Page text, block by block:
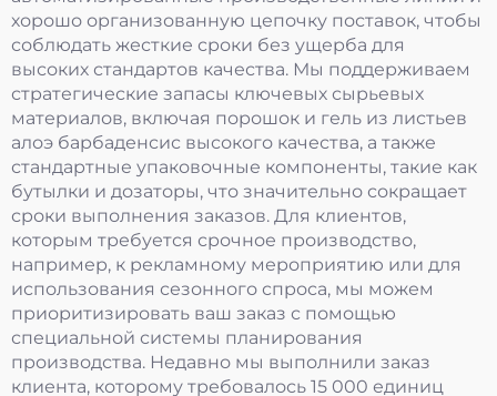
хорошо организованную цепочку поставок, чтобы
соблюдать жесткие сроки без ущерба для
высоких стандартов качества. Мы поддерживаем
стратегические запасы ключевых сырьевых
материалов, включая порошок и гель из листьев
алоэ барбаденсис высокого качества, а также
стандартные упаковочные компоненты, такие как
бутылки и дозаторы, что значительно сокращает
сроки выполнения заказов. Для клиентов,
которым требуется срочное производство,
например, к рекламному мероприятию или для
использования сезонного спроса, мы можем
приоритизировать ваш заказ с помощью
специальной системы планирования
производства. Недавно мы выполнили заказ
клиента, которому требовалось 15 000 единиц